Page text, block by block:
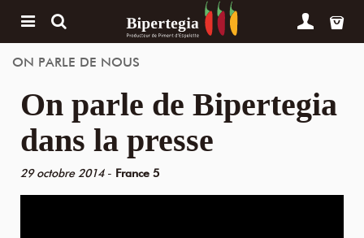
ON PARLE DE NOUS
On parle de Bipertegia
dans la presse
29 octobre 2014- France 5